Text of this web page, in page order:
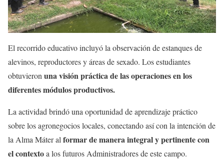
El recorrido educativo incluyó la observación de estanques de
alevinos, reproductores y áreas de sexado. Los estudiantes
obtuvieron una visión práctica de las operaciones en los
diferentes módulos productivos.
La actividad brindó una oportunidad de aprendizaje práctico
sobre los agronegocios locales, conectando así con la intención de
la Alma Máter al formar de manera integral y pertinente con
el contextoa los futuros Administradores de este campo.